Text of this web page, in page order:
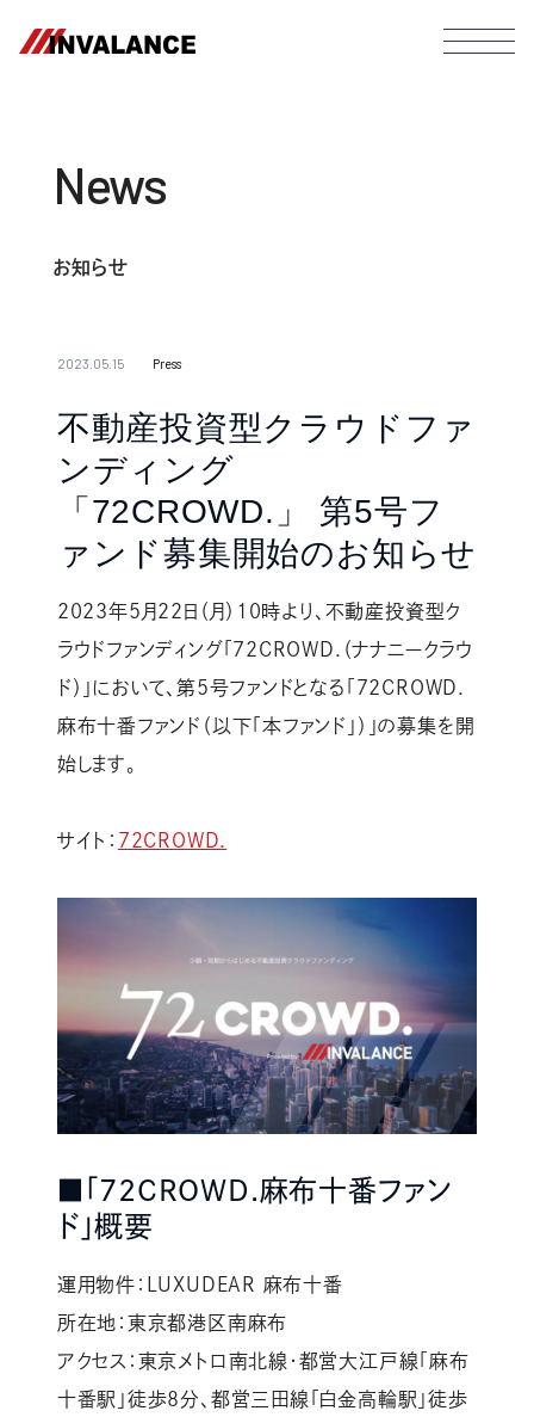
News
お知らせ
2023.05.15 Press
不動産投資型クラウドファ
ンディング
「72CROWD.」 第5号フ
ァンド募集開始のお知らせ
2023年5月22日（月）10時より、不動産投資型ク
ラウドファンディング「72CROWD.（ナナニークラウ
ド）」において、第5号ファンドとなる「72CROWD.
麻布十番ファンド（以下「本ファンド」）」の募集を開
始します。
サイト： 72CROWD.
■「72CROWD.麻布十番ファン
ド」概要
運用物件：LUXUDEAR 麻布十番
所在地：東京都港区南麻布
アクセス：東京メトロ南北線・都営大江戸線「麻布
十番駅」徒歩8分、都営三田線「白金高輪駅」徒歩